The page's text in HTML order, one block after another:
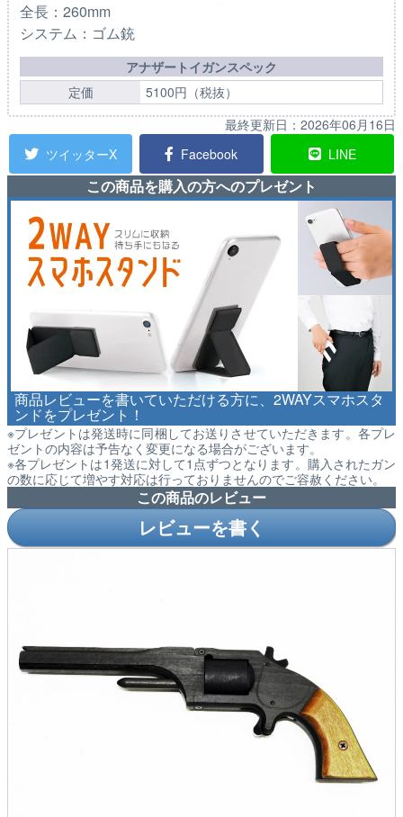
全長：260mm
システム：ゴム銃
アナザートイガンスペック
定価
5100円（税抜）
最終更新日： 2026年06月16日
ツイッターX
Facebook LINE
この商品を購入の方へのプレゼント
商品レビューを書いていただける方に、2WAYスマホスタ
ンドをプレゼント！
※プレゼントは発送時に同梱してお送りさせていただきます。各プレ
ゼントの内容は予告なく変更になる場合がございます。
※各プレゼントは1発送に対して1点ずつとなります。購入されたガン
の数に応じて増やす対応は行っておりませんのでご容赦ください。
この商品のレビュー
レビューを書く